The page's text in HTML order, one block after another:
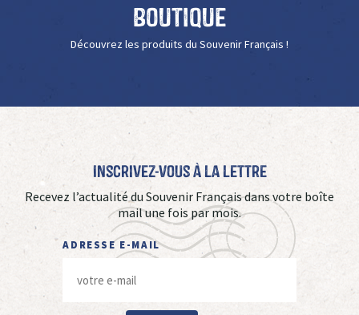
Boutique
Découvrez les produits du Souvenir Français !
Inscrivez-vous à La Lettre
Recevez l’actualité du Souvenir Français dans votre boîte
mail une fois par mois.
ADRESSE E-MAIL